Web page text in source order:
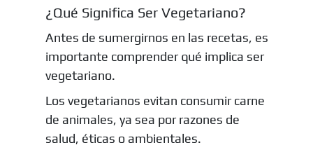
¿Qué Significa Ser Vegetariano?
Antes de sumergirnos en las recetas, es
importante comprender qué implica ser
vegetariano.
Los vegetarianos evitan consumir carne
de animales, ya sea por razones de
salud, éticas o ambientales.